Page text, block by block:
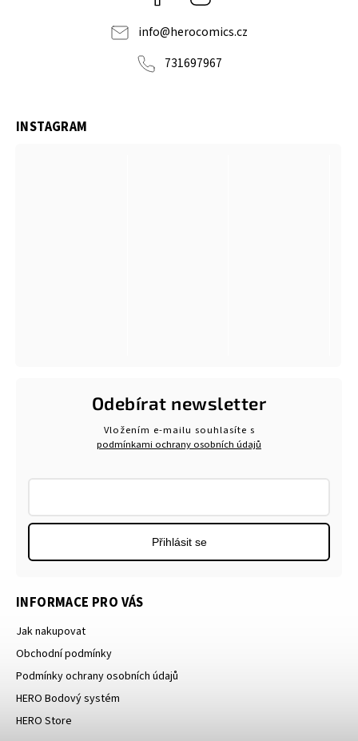
info@herocomics.cz
731697967
INFORMACE PRO VÁS
Jak nakupovat
Obchodní podmínky
Podmínky ochrany osobních údajů
HERO Bodový systém
HERO Store
INSTAGRAM
Odebírat newsletter
Vložením e-mailu souhlasíte s
podmínkami ochrany osobních údajů
Přihlásit se